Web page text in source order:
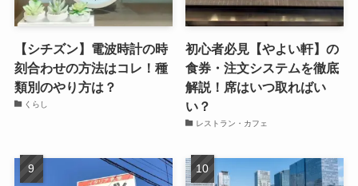
【シチズン】電波時計の時
刻合わせの方法はコレ！種
類別のやり方は？
くらし
初心者必見【やよい軒】の
食券・注文システムを徹底
解説！席はいつ取ればい
い？
レストラン・カフェ